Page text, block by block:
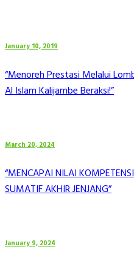
January 10, 2019
“Menoreh Prestasi Melalui
Al Islam Kalijambe Beraksi!”
March 20, 2024
“MENCAPAI NILAI
SUMATIF AKHIR JENJANG”
January 9, 2024